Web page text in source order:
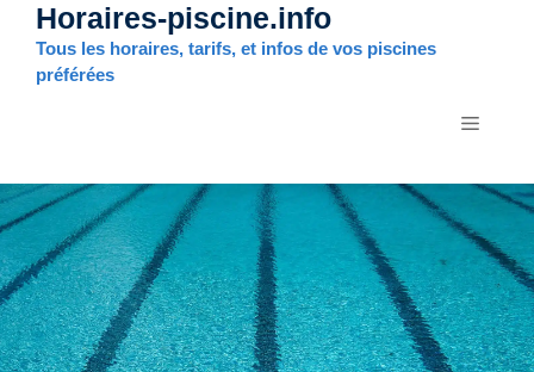
Aller
contenu
Horaires-piscine.info
Tous les horaires, tarifs, et infos de vos piscines
préférées
MENU